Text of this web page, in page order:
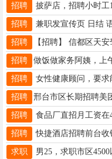
招聘 披萨店，招聘小时工
招聘
招聘
招聘
招聘
招聘
招聘
招聘
求职